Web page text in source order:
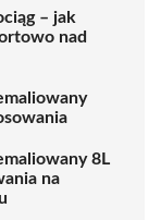
– jak
nad
8L
na